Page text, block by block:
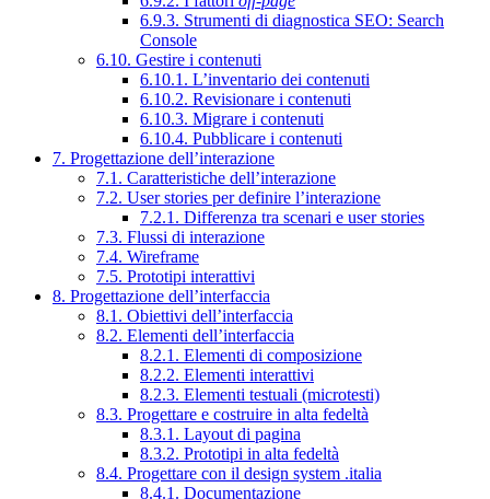
6.9.3. Strumenti di diagnostica SEO: Search
Console
6.10. Gestire i contenuti
6.10.1. L’inventario dei contenuti
6.10.2. Revisionare i contenuti
6.10.3. Migrare i contenuti
6.10.4. Pubblicare i contenuti
7. Progettazione dell’interazione
7.1. Caratteristiche dell’interazione
7.2. User stories per definire l’interazione
7.2.1. Differenza tra scenari e user stories
7.3. Flussi di interazione
7.4. Wireframe
7.5. Prototipi interattivi
8. Progettazione dell’interfaccia
8.1. Obiettivi dell’interfaccia
8.2. Elementi dell’interfaccia
8.2.1. Elementi di composizione
8.2.2. Elementi interattivi
8.2.3. Elementi testuali (microtesti)
8.3. Progettare e costruire in alta fedeltà
8.3.1. Layout di pagina
8.3.2. Prototipi in alta fedeltà
8.4. Progettare con il design system .italia
8.4.1. Documentazione